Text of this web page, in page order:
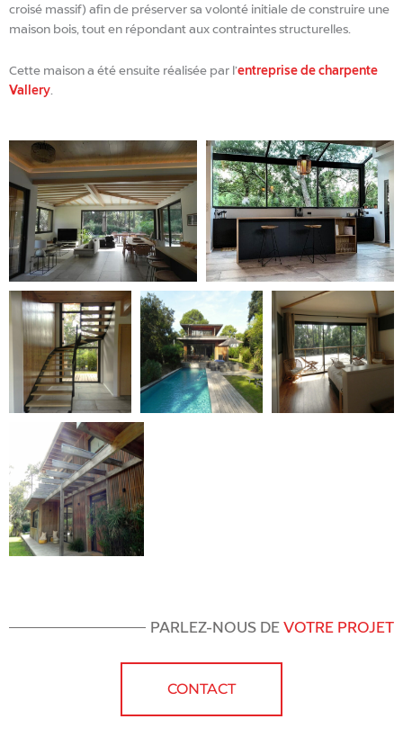
croisé massif) afin de préserver sa volonté initiale de construire une
maison bois, tout en répondant aux contraintes structurelles.
Cette maison a été ensuite réalisée par l’entreprise de charpente
Vallery.
PARLEZ-NOUS DEVOTRE PROJET
CONTACT